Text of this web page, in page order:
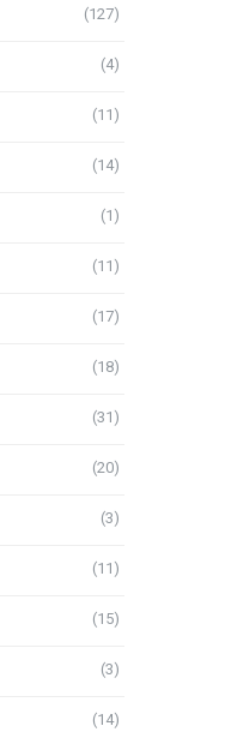
(127)
(4)
(11)
(14)
(1)
(11)
(17)
(18)
(31)
(20)
(3)
(11)
(15)
(3)
(14)